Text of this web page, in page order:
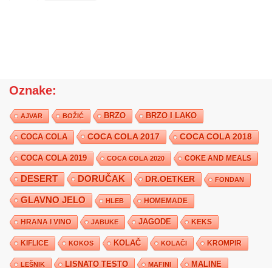
Oznake:
AJVAR BOŽIĆ BRZO BRZO I LAKO
COCA COLA COCA COLA 2017 COCA COLA 2018
COCA COLA 2019 COCA COLA 2020 COKE AND MEALS
DESERT DORUČAK DR.OETKER FONDAN
GLAVNO JELO HLEB HOMEMADE
HRANA I VINO JABUKE JAGODE KEKS
KIFLICE KOKOS KOLAČ KOLAČI KROMPIR
LEŠNIK LISNATO TESTO MAFINI MALINE